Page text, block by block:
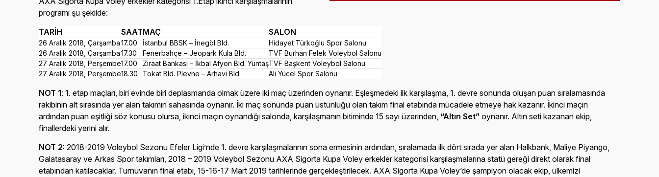
programı şu şekilde:
TARİH
SAATMAÇ SALON
26 Aralık 2018, Çarşamba17.00 İstanbul BBSK – İnegöl Bld.
Hidayet Türkoğlu Spor Salonu
26 Aralık 2018, Çarşamba17.30 Fenerbahçe – Jeopark Kula Bld.
TVF Burhan Felek Voleybol Salonu
27 Aralık 2018, Perşembe17.00 Ziraat Bankası – İkbal Afyon Bld. YüntaşTVF Başkent Voleybol Salonu
27 Aralık 2018, Perşembe18.30 Tokat Bld. Plevne – Arhavi Bld. Ali Yücel Spor Salonu
NOT 1: 1. etap maçları, biri evinde biri deplasmanda olmak üzere iki maç üzerinden oynanır. Eşleşmedeki ilk karşılaşma, 1. devre sonunda oluşan puan sıralamasında
rakibinin alt sırasında yer alan takımın sahasında oynanır. İki maç sonunda puan üstünlüğü olan takım final etabında mücadele etmeye hak kazanır. İkinci maçın
ardından puan eşitliği söz konusu olursa, ikinci maçın oynandığı salonda, karşılaşmanın bitiminde 15 sayı üzerinden, “Altın Set” oynanır. Altın seti kazanan ekip,
finallerdeki yerini alır.
NOT 2: 2018-2019 Voleybol Sezonu Efeler Ligi’nde 1. devre karşılaşmalarının sona ermesinin ardından, sıralamada ilk dört sırada yer alan Halkbank, Maliye Piyango,
Galatasaray ve Arkas Spor takımları, 2018 – 2019 Voleybol Sezonu AXA Sigorta Kupa Voley erkekler kategorisi karşılaşmalarına statü gereği direkt olarak final
etabından katılacaklar. Turnuvanın final etabı, 15-16-17 Mart 2019 tarihlerinde gerçekleştirilecek. AXA Sigorta Kupa Voley’de şampiyon olacak ekip, ülkemizi